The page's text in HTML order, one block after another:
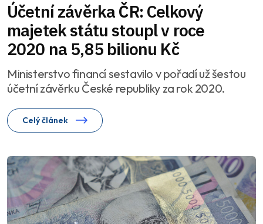
Účetní závěrka ČR: Celkový
majetek státu stoupl v roce
2020 na 5,85 bilionu Kč
Ministerstvo financí sestavilo v pořadí už šestou
účetní závěrku České republiky za rok 2020.
Celý článek